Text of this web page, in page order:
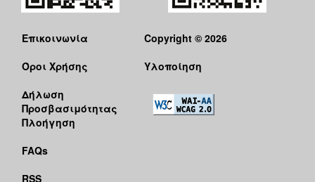
Επικοινωνία
Όροι Χρήσης
Δήλωση
Προσβασιμότητας
Πλοήγηση
FAQs
RSS
Copyright © 2026
Υλοποίηση